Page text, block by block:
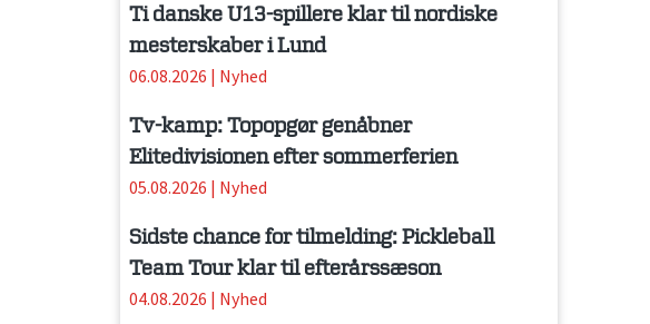
Ti danske U13-spillere klar til nordiske
mesterskaber i Lund
06.08.2026 | Nyhed
Tv-kamp: Topopgør genåbner
Elitedivisionen efter sommerferien
05.08.2026 | Nyhed
Sidste chance for tilmelding: Pickleball
Team Tour klar til efterårssæson
04.08.2026 | Nyhed